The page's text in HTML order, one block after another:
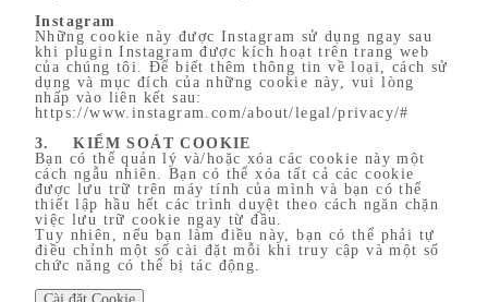
Instagram
Những cookie này được Instagram sử dụng ngay sau
khi plugin Instagram được kích hoạt trên trang web
của chúng tôi. Để biết thêm thông tin về loại, cách sử
dụng và mục đích của những cookie này, vui lòng
nhấp vào liên kết sau:
https://www.instagram.com/about/legal/privacy/#
3. KIỂM SOÁT COOKIE
Bạn có thể quản lý và/hoặc xóa các cookie này một
cách ngẫu nhiên. Bạn có thể xóa tất cả các cookie
được lưu trữ trên máy tính của mình và bạn có thể
thiết lập hầu hết các trình duyệt theo cách ngăn chặn
việc lưu trữ cookie ngay từ đầu.
Tuy nhiên, nếu bạn làm điều này, bạn có thể phải tự
điều chỉnh một số cài đặt mỗi khi truy cập và một số
chức năng có thể bị tác động.